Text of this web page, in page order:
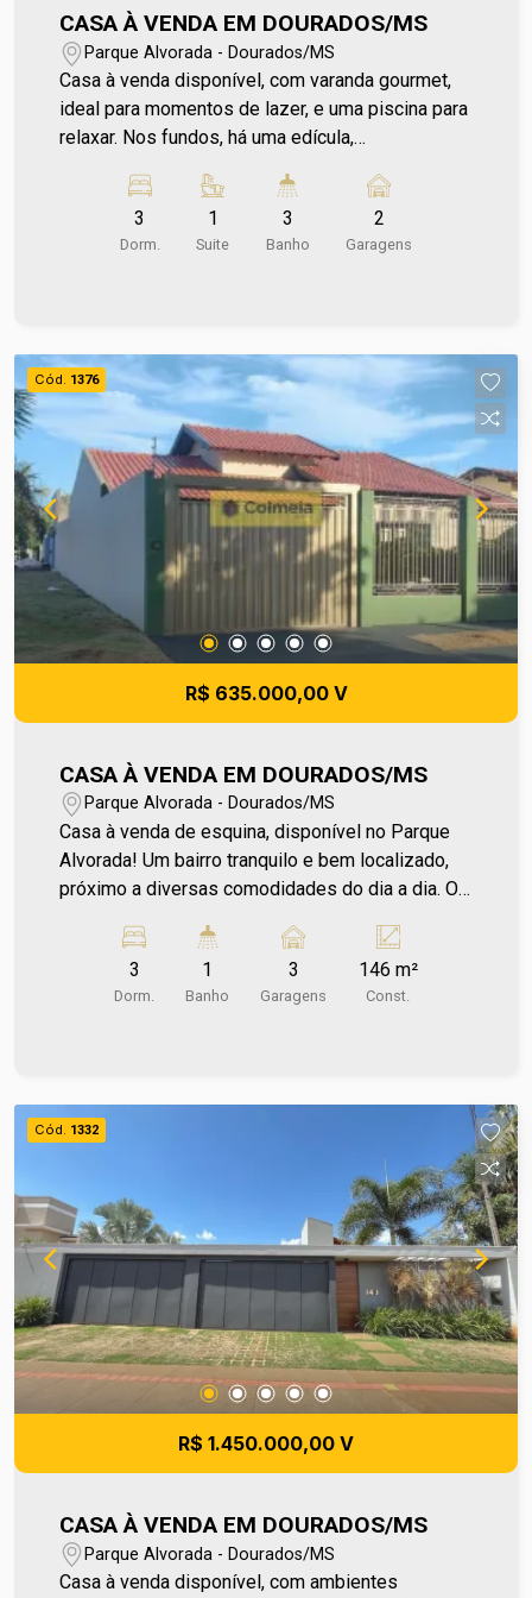
CASA À VENDA EM DOURADOS/MS
Parque Alvorada - Dourados/MS
Casa à venda disponível, com varanda gourmet,
ideal para momentos de lazer, e uma piscina para
relaxar. Nos fundos, há uma edícula,
Localizada em um bairro seguro e valorizado,
oferecendo qualidade de vida. Para mais
informações entre em contato e agende sua
Praedium - CA141
3
Dorm.
1
Suite
3
Banho
2
Garagens
Cód. 1376
R$ 635.000,00 V
CASA À VENDA EM DOURADOS/MS
Parque Alvorada - Dourados/MS
Casa à venda de esquina, disponível no Parque
Alvorada! Um bairro tranquilo e bem localizado,
próximo a diversas comodidades do dia a dia. O
distribuídos, proporcionando conforto e
praticidade. A varanda gourmet com churrasqueira
é perfeita para momentos de lazer, e o quintal
visita no número (67) 2108-2121 ou fale
diretamente com nosso Plantão de Vendas pelo
Ref Praedium - CA137
3
Dorm.
1
Banho
3
Garagens
146 m²
Const.
Cód. 1332
R$ 1.450.000,00 V
CASA À VENDA EM DOURADOS/MS
Parque Alvorada - Dourados/MS
Casa à venda disponível, com ambientes